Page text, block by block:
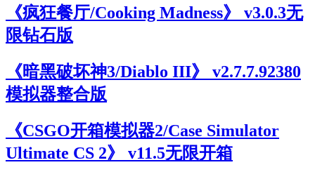
《疯狂餐厅/Cooking Madness》 v3.0.3无
限钻石版
《暗黑破坏神3/Diablo III》 v2.7.7.92380
模拟器整合版
《CSGO开箱模拟器2/Case Simulator
Ultimate CS 2》 v11.5无限开箱